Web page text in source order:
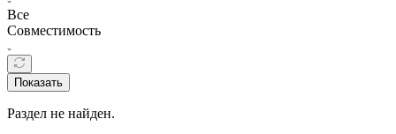
Все
Совместимость
Показать
Раздел не найден.